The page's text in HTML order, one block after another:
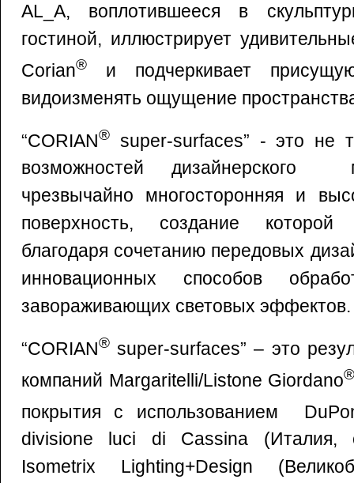
AL_A, воплотившееся в
гостиной, иллюстрирует
Corian®
и подчеркивает
видоизменять ощущение
“CORIAN®
super-surfaces” - это не
возможностей
чрезвычайно многосторонняя и
поверхность, создание
благодаря сочетанию передовых
инновационных способов
завораживающих световых эффектов.
“CORIAN® super-surfaces” – это
компаний Margaritelli/Listone Giordano
покрытия с использованием
divisione luci di Cassina (Италия,
Isometrix Lighting+Design